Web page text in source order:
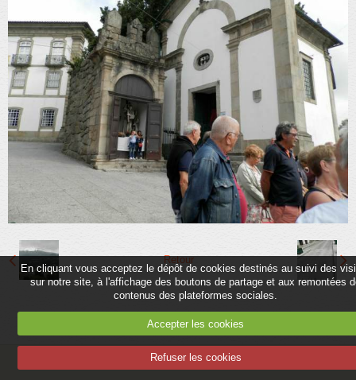
Partenaires
Association
Contact
Album
Adhérer
Retour
Mentions légales
En cliquant vous acceptez le dépôt de cookies destinés au suivi des
sur notre site, à l'affichage des boutons de partage et aux remontées
contenus des plateformes sociales.
Accepter les cookies
Refuser les cookies